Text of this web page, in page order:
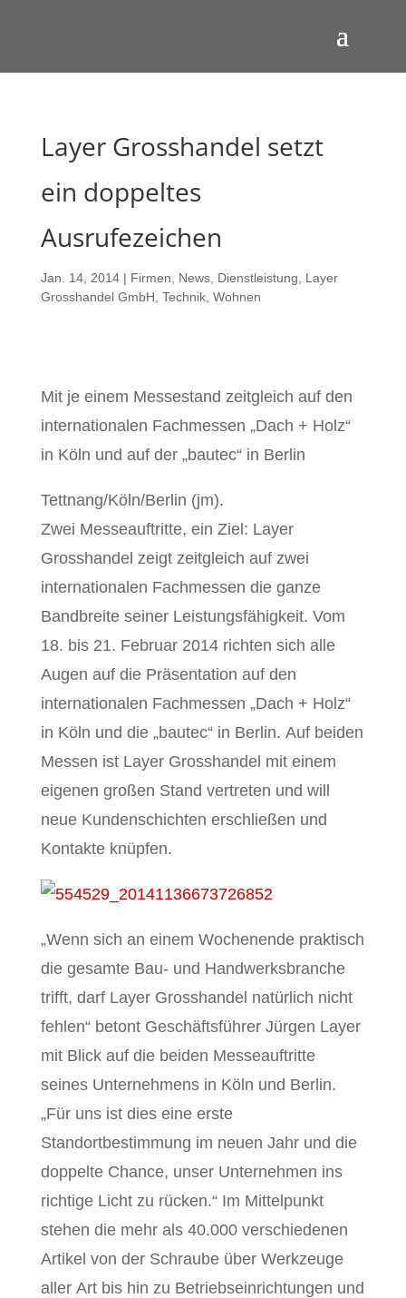
Layer Grosshandel setzt
ein doppeltes
Ausrufezeichen
Jan. 14, 2014| Firmen News, Dienstleistung
Layer
Grosshandel GmbH Technik, Wohnen
Mit je einem Messestand zeitgleich auf den
internationalen Fachmessen „Dach + Holz“
in Köln und auf der „bautec“ in Berlin
Tettnang/Köln/Berlin (jm).
Zwei Messeauftritte, ein Ziel: Layer
Grosshandel zeigt zeitgleich auf zwei
internationalen Fachmessen die ganze
Bandbreite seiner Leistungsfähigkeit. Vom
18. bis 21. Februar 2014 richten sich alle
Augen auf die Präsentation auf den
internationalen Fachmessen „Dach + Holz“
in Köln und die „bautec“ in Berlin. Auf beiden
Messen ist Layer Grosshandel mit einem
eigenen großen Stand vertreten und will
neue Kundenschichten erschließen und
Kontakte knüpfen.
„Wenn sich an einem Wochenende praktisch
die gesamte Bau- und Handwerksbranche
trifft, darf Layer Grosshandel natürlich nicht
fehlen“ betont Geschäftsführer Jürgen Layer
mit Blick auf die beiden Messeauftritte
seines Unternehmens in Köln und Berlin.
„Für uns ist dies eine erste
Standortbestimmung im neuen Jahr und die
doppelte Chance, unser Unternehmen ins
richtige Licht zu rücken.“ Im Mittelpunkt
stehen die mehr als 40.000 verschiedenen
Artikel von der Schraube über Werkzeuge
aller Art bis hin zu Betriebseinrichtungen und